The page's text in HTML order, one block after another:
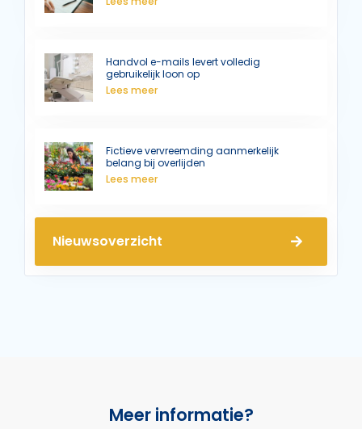
Handvol e-mails levert volledig
gebruikelijk loon op
Lees meer
Fictieve vervreemding aanmerkelijk
belang bij overlijden
Lees meer
Nieuwsoverzicht
Meer informatie?